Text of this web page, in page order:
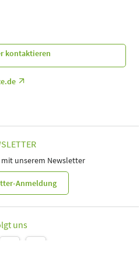
| Sporttherapeuten |
Übungsleiter Reha-und
kontaktieren
unserem Newsletter
Anmeldung
uns